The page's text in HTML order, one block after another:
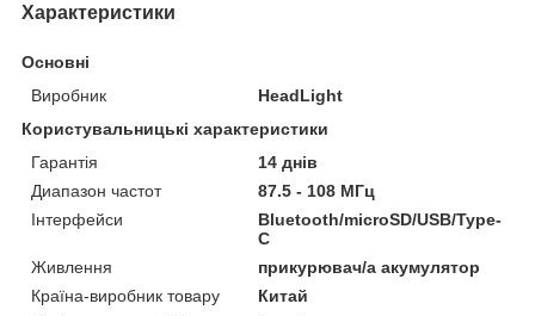
Характеристики
Основні
Виробник
HeadLight
Користувальницькі характеристики
Гарантія
14 днів
Диапазон частот
87.5 - 108 МГц
Інтерфейси
Bluetooth/microSD/USB/Type-
C
Живлення
прикурювач/а акумулятор
Країна-виробник товару
Китай